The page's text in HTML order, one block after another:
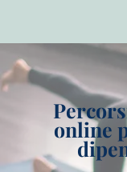
online